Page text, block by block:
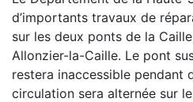
d’importants travaux de
sur les deux ponts de la
Allonzier-la-Caille. Le pont
restera inaccessible pendant
circulation sera alternée sur